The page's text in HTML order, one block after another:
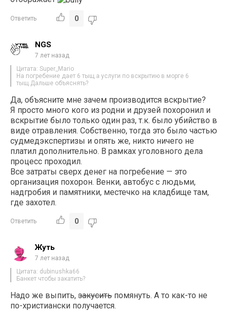
Ответить 0
NGS
7 лет назад
Цитата: Super_Mario
На погребение дает 6 тыщ.а услуги по вскрытию в морге 6
тыщ.Дальше объяснять?
Да, объясните мне зачем производится вскрытие?
Я просто много кого из родни и друзей похоронил и
вскрытие было только один раз, т.к. было убийство в
виде отравления. Собственно, тогда это было частью
судмедэкспертизы и опять же, никто ничего не
платил дополнительно. В рамках уголовного дела
процесс проходил.
Все затраты сверх денег на погребение — это
организация похорон. Венки, автобус с людьми,
надгробия и памятники, местечко на кладбище там,
где захотел.
Ответить 0
Жуть
7 лет назад
Цитата: dubinushka66
Банкет чтобы закатить?
Надо же выпить,закуситьпомянуть. А то как-то не
по-христиански получается.